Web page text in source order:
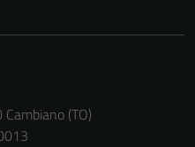
(TO)